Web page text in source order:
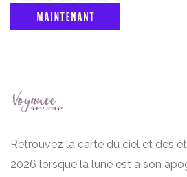
Retrouvez la carte du ciel et des
2026 lorsque la lune est à son